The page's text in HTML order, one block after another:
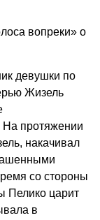
девушки по
Жизель
На протяжении
накачивал
со стороны
Пелико царит
в